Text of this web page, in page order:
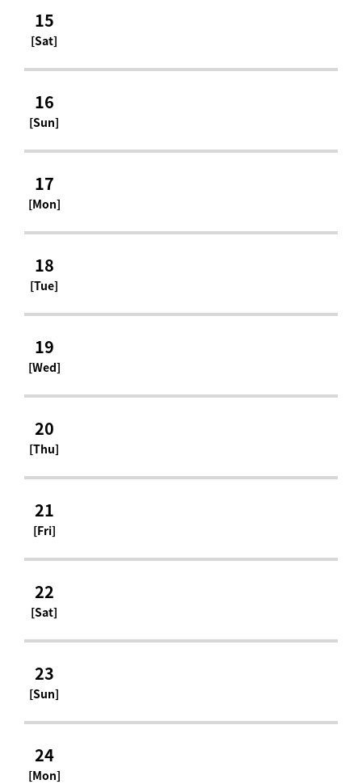
15
[Sat]
16
[Sun]
17
[Mon]
18
[Tue]
19
[Wed]
20
[Thu]
21
[Fri]
22
[Sat]
23
[Sun]
24
[Mon]